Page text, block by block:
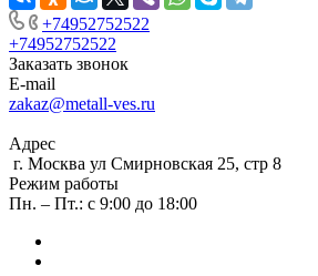
+74952752522
+74952752522
Заказать звонок
E-mail
zakaz@metall-ves.ru
Адрес
г. Москва ул Смирновская 25, стр 8
Режим работы
Пн. – Пт.: с 9:00 до 18:00